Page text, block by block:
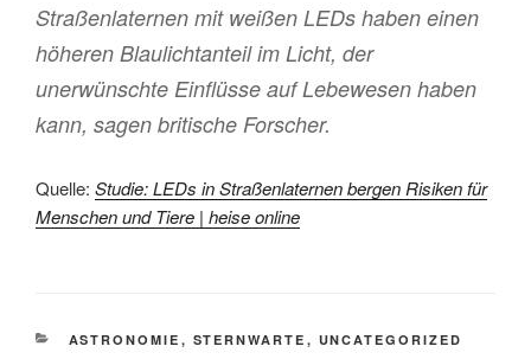
Straßenlaternen mit weißen LEDs haben einen
höheren Blaulichtanteil im Licht, der
unerwünschte Einflüsse auf Lebewesen haben
kann, sagen britische Forscher.
Quelle: Studie: LEDs in Straßenlaternen bergen Risiken für
Menschen und Tiere | heise online
KATEGORIEN
ASTRONOMIE , STERNWARTE , UNCATEGORIZED